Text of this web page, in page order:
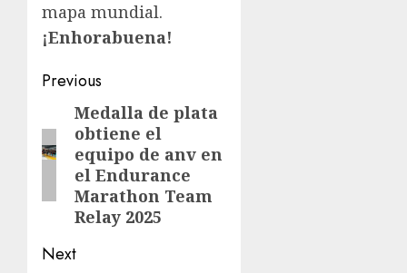
mapa mundial.
¡Enhorabuena!
Post
navigation
Previous
Previous
post:
Medalla de plata
obtiene el
equipo de anv en
el Endurance
Marathon Team
Relay 2025
Next